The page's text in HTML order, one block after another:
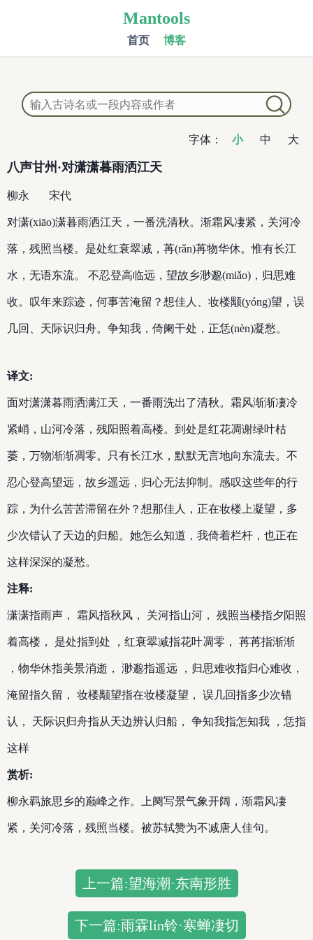
Mantools
首页 博客
字体： 小 中 大
八声甘州·对潇潇暮雨洒江天
柳永 宋代
对潇(xiāo)潇暮雨洒江天，一番洗清秋。渐霜风凄紧，关河冷
落，残照当楼。是处红衰翠减，苒(rǎn)苒物华休。惟有长江
水，无语东流。 不忍登高临远，望故乡渺邈(miǎo)，归思难
收。叹年来踪迹，何事苦淹留？想佳人、妆楼颙(yóng)望，误
几回、天际识归舟。争知我，倚阑干处，正恁(nèn)凝愁。
译文:
面对潇潇暮雨洒满江天，一番雨洗出了清秋。霜风渐渐凄冷
紧峭，山河冷落，残阳照着高楼。到处是红花凋谢绿叶枯
萎，万物渐渐凋零。只有长江水，默默无言地向东流去。不
忍心登高望远，故乡遥远，归心无法抑制。感叹这些年的行
踪，为什么苦苦滞留在外？想那佳人，正在妆楼上凝望，多
少次错认了天边的归船。她怎么知道，我倚着栏杆，也正在
这样深深的凝愁。
注释:
潇潇指雨声， 霜风指秋风， 关河指山河， 残照当楼指夕阳照
着高楼， 是处指到处 ，红衰翠减指花叶凋零， 苒苒指渐渐
，物华休指美景消逝， 渺邈指遥远 ，归思难收指归心难收，
淹留指久留， 妆楼颙望指在妆楼凝望， 误几回指多少次错
认， 天际识归舟指从天边辨认归船， 争知我指怎知我 ，恁指
这样
赏析:
柳永羁旅思乡的巅峰之作。上阕写景气象开阔，渐霜风凄
紧，关河冷落，残照当楼。被苏轼赞为不减唐人佳句。
上一篇:望海潮·东南形胜
下一篇:雨霖lín铃·寒蝉凄切